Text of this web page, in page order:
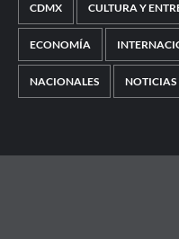
CDMX CULTURA Y
ECONOMÍA
NACIONALES NOTICIAS